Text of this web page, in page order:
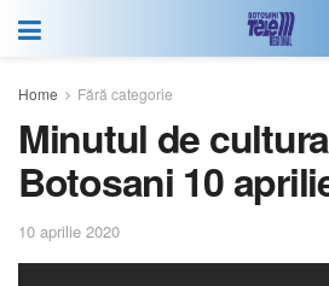
Home Fără categorie
Minutul de cultura
Botosani 10
10 aprilie 2020